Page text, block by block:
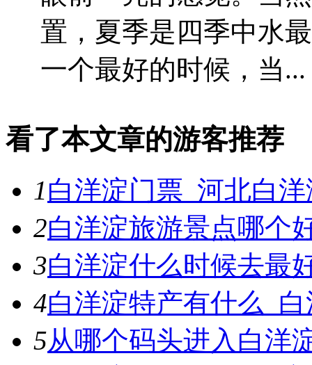
置，夏季是四季中水
一个最好的时候，当...
看了本文章的游客推荐
1白洋淀门票_河北白
2白洋淀旅游景点哪个
3白洋淀什么时候去最
4白洋淀特产有什么_
5从哪个码头进入白洋